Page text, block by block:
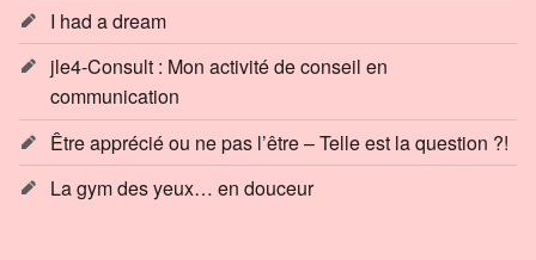
I had a dream
jle4-Consult : Mon activité de conseil en
communication
Être apprécié ou ne pas l’être – Telle est la question ?!
La gym des yeux… en douceur